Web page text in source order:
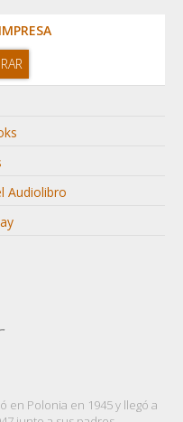
Audiolibro
en Polonia en 1945 y llegó a